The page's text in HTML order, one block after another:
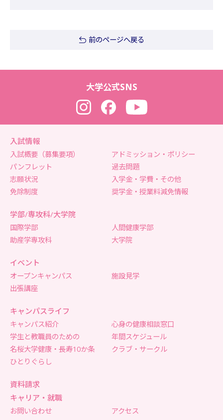
前のページへ戻る
大学公式SNS
InstagramFacebookYouTube
入試情報
入試概要（募集要項）
アドミッション・ポリシー
パンフレット
過去問題
志願状況
入学金・学費・その他
免除制度
奨学金・授業料減免情報
学部/専攻科/大学院
国際学部
人間健康学部
助産学専攻科
大学院
イベント
オープンキャンパス
施設見学
出張講座
キャンパスライフ
キャンパス紹介
心身の健康相談窓口
学生と教職員のための
名桜大学健康・長寿10か条
年間スケジュール
クラブ・サークル
ひとりぐらし
資料請求
キャリア・就職
お問い合わせ
アクセス